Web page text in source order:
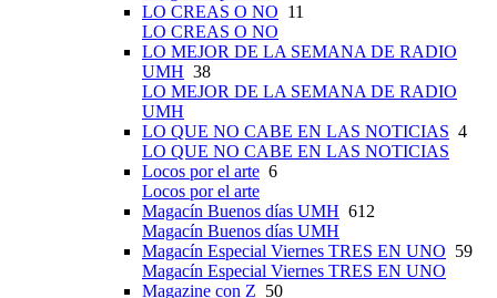
LO CREAS O NO 11
LO CREAS O NO
LO MEJOR DE LA SEMANA DE RADIO
UMH 38
LO MEJOR DE LA SEMANA DE RADIO
UMH
LO QUE NO CABE EN LAS NOTICIAS 4
LO QUE NO CABE EN LAS NOTICIAS
Locos por el arte 6
Locos por el arte
Magacín Buenos días UMH 612
Magacín Buenos días UMH
Magacín Especial Viernes TRES EN UNO 59
Magacín Especial Viernes TRES EN UNO
Magazine con Z 50